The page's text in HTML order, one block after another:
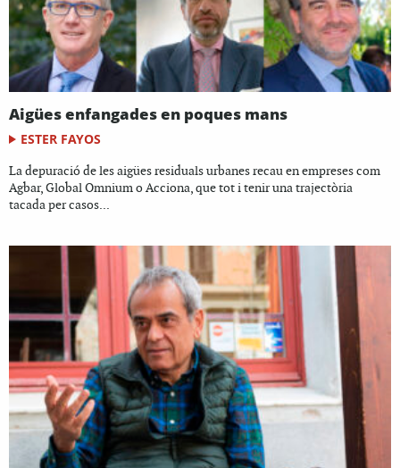
Aigües enfangades en poques mans
ESTER FAYOS
La depuració de les aigües residuals urbanes recau en empreses com
Agbar, Global Omnium o Acciona, que tot i tenir una trajectòria
tacada per casos...